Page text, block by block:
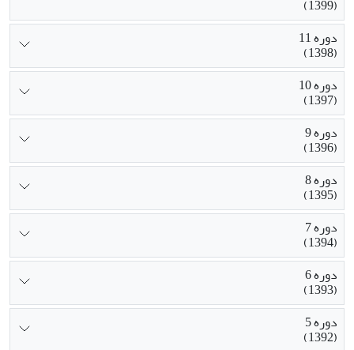
(1399)
دوره 11
(1398)
دوره 10
(1397)
دوره 9
(1396)
دوره 8
(1395)
دوره 7
(1394)
دوره 6
(1393)
دوره 5
(1392)